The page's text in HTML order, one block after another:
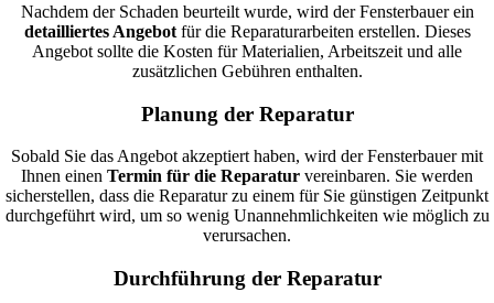
Nachdem der Schaden beurteilt wurde, wird der Fensterbauer ein
detailliertes Angebotfür die Reparaturarbeiten erstellen. Dieses
Angebot sollte die Kosten für Materialien, Arbeitszeit und alle
zusätzlichen Gebühren enthalten.
Planung der Reparatur
Sobald Sie das Angebot akzeptiert haben, wird der Fensterbauer mit
Ihnen einen Termin für die Reparatur vereinbaren. Sie werden
sicherstellen, dass die Reparatur zu einem für Sie günstigen Zeitpunkt
durchgeführt wird, um so wenig Unannehmlichkeiten wie möglich zu
verursachen.
Durchführung der Reparatur